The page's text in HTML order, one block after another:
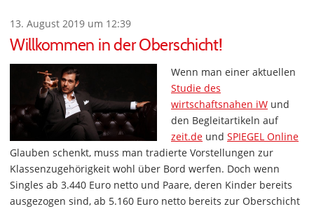
13. August 2019 um 12:39
Willkommen in der Oberschicht!
Wenn man einer aktuellen
Studie des
wirtschaftsnahen iW und
den Begleitartikeln auf
zeit.de und SPIEGEL Online
Glauben schenkt, muss man tradierte Vorstellungen zur
Klassenzugehörigkeit wohl über Bord werfen. Doch wenn
Singles ab 3.440 Euro netto und Paare, deren Kinder bereits
ausgezogen sind, ab 5.160 Euro netto bereits zur Oberschicht